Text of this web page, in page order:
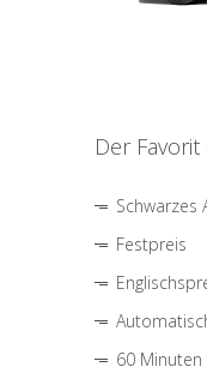
Der
Schwarzes
Festpreis
60